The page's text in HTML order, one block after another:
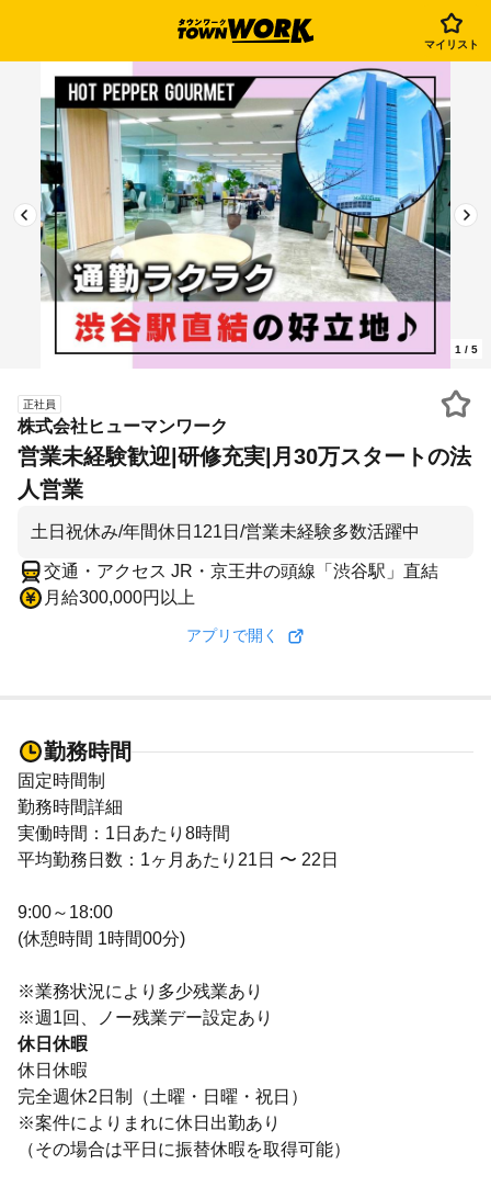
マイリスト
1 / 5
正社員
株式会社ヒューマンワーク
営業未経験歓迎|研修充実|月30万スタートの法
人営業
土日祝休み/年間休日121日/営業未経験多数活躍中
交通・アクセス JR・京王井の頭線「渋谷駅」直結
月給300,000円以上
アプリで開く
勤務時間
固定時間制
勤務時間詳細
実働時間：1日あたり8時間
平均勤務日数：1ヶ月あたり21日 〜 22日
9:00～18:00
(休憩時間 1時間00分)
※業務状況により多少残業あり
※週1回、ノー残業デー設定あり
休日休暇
休日休暇
完全週休2日制（土曜・日曜・祝日）
※案件によりまれに休日出勤あり
（その場合は平日に振替休暇を取得可能）